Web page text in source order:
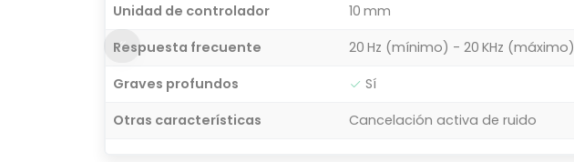
Unidad de controlador
10 mm
Respuesta frecuente
20 Hz (mínimo) - 20 KHz (máximo)
Graves profundos
Sí
Otras características
Cancelación activa de ruido